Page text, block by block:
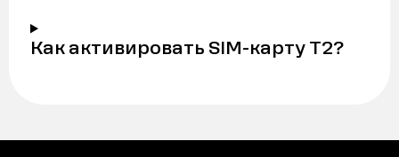
Как активировать SIM-карту Т2?